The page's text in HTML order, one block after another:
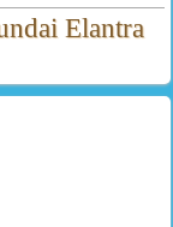
Elantra